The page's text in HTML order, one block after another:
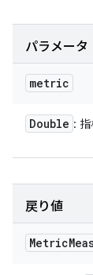
パラメータ
metric
Double :
戻り値
Metric